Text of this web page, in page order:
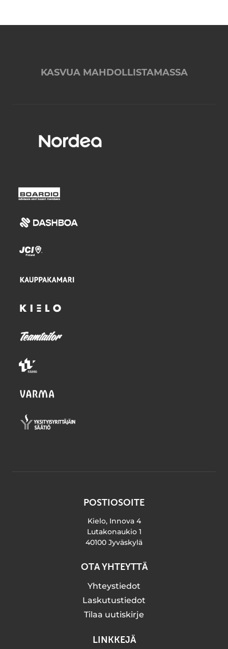
KASVUA MAHDOLLISTAMASSA
POSTIOSOITE
Kielo, Innova 4
Lutakonaukio 1
40100 Jyväskylä
OTA YHTEYTTÄ
Yhteystiedot
Laskutustiedot
Tilaa uutiskirje
LINKKEJÄ